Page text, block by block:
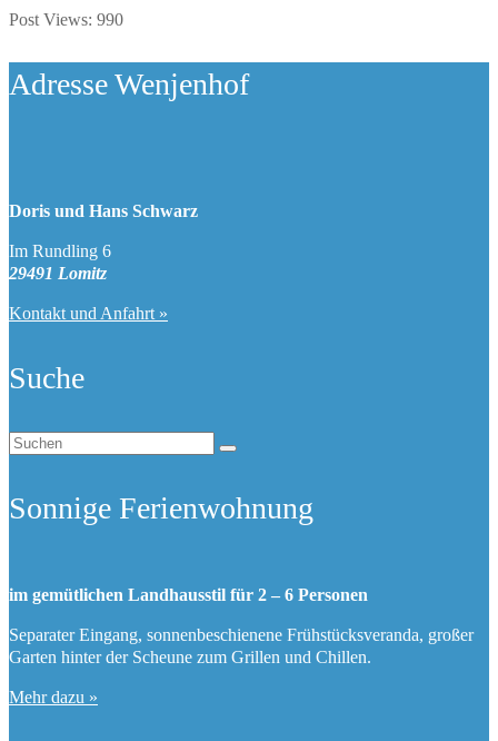
Post Views: 990
Adresse Wenjenhof
Doris und Hans Schwarz
Im Rundling 6
29491 Lomitz
Kontakt und Anfahrt »
Suche
Suchen
Sonnige Ferienwohnung
im gemütlichen Landhausstil für 2 – 6 Personen
Separater Eingang, sonnenbeschienene Frühstücksveranda, großer
Garten hinter der Scheune zum Grillen und Chillen.
Mehr dazu »